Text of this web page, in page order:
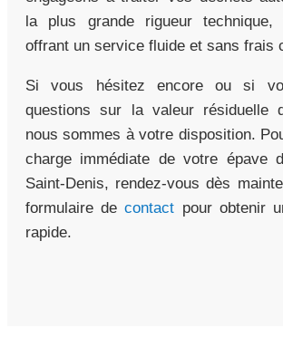
la plus grande rigueur
offrant un service fluide et sans frais
Si vous hésitez encore ou si
questions sur la valeur résiduelle
nous sommes à votre disposition.
charge immédiate de votre épave
Saint-Denis, rendez-vous dès
formulaire decontact pour obtenir
rapide.